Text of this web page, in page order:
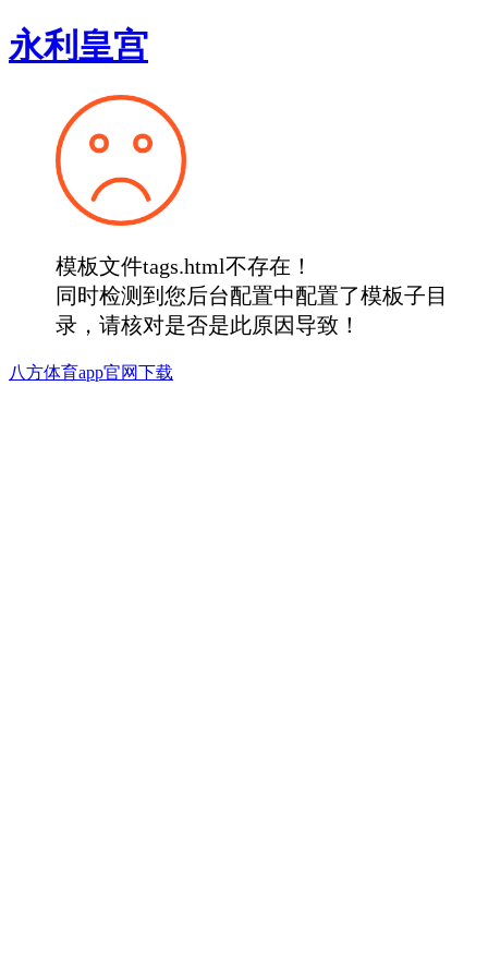
永利皇宫
模板文件tags.html不存在！
同时检测到您后台配置中配置了模板子目
录，请核对是否是此原因导致！
八方体育app官网下载